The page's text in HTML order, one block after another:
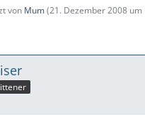
von Mum(21. Dezember 2008 um